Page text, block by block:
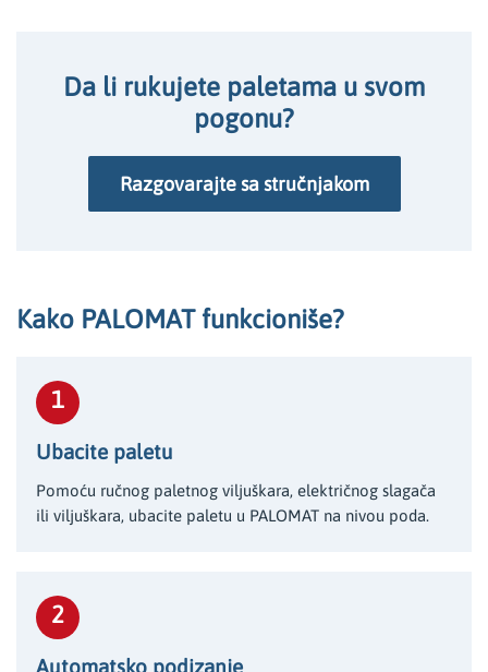
Da li rukujete paletama u svom
pogonu?
Razgovarajte sa stručnjakom
Kako PALOMAT funkcioniše?
1
Ubacite paletu
Pomoću ručnog paletnog viljuškara, električnog slagača
ili viljuškara, ubacite paletu u PALOMAT na nivou poda.
2
Automatsko podizanje